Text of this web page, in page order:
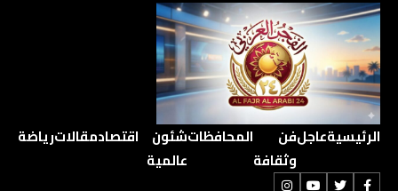
الرئيسيةعاجلفن
وثقافة
المحافظاتشئون
عالمية
اقتصادمقالاترياضة